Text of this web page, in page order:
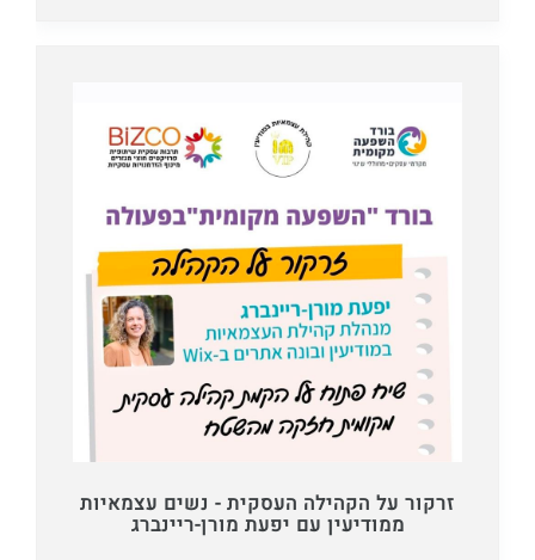
זרקור על הקהילה העסקית - נשים עצמאיות
ממודיעין עם יפעת מורן-ריינברג